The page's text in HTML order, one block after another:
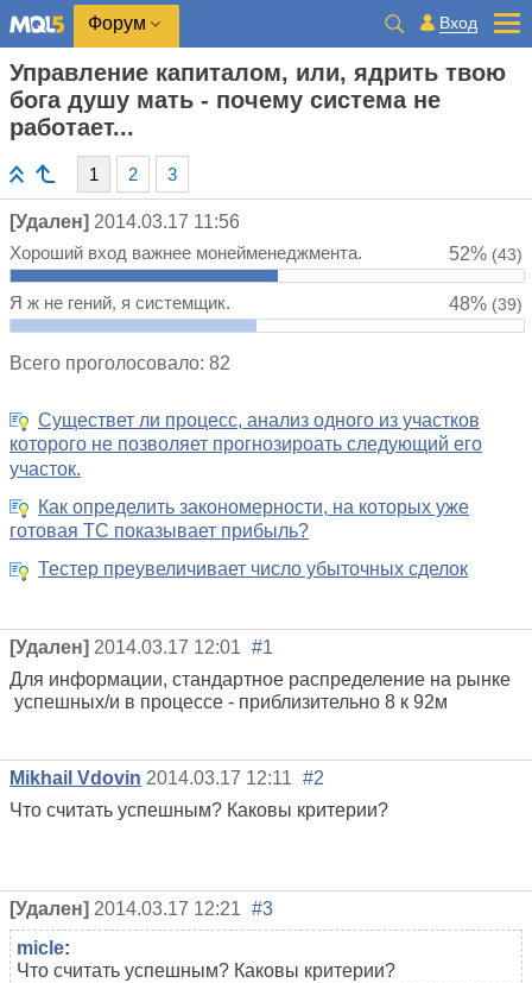
Форум Вход
Управление капиталом, или, ядрить твою
бога душу мать - почему система не
работает...
1 2 3
[Удален] 2014.03.17 11:56
Хороший вход важнее монейменеджмента.
52% (43)
Я ж не гений, я системщик. 48% (39)
Всего проголосовало: 82
Существет ли процесс, анализ одного из участков
которого не позволяет прогнозироать следующий его
участок.
Как определить закономерности, на которых уже
готовая ТС показывает прибыль?
Тестер преувеличивает число убыточных сделок
[Удален] 2014.03.17 12:01 #1
Для информации, стандартное распределение на рынке
успешных/и в процессе - приблизительно 8 к 92м
Mikhail Vdovin 2014.03.17 12:11 #2
Что считать успешным? Каковы критерии?
[Удален] 2014.03.17 12:21 #3
micle:
Что считать успешным? Каковы критерии?